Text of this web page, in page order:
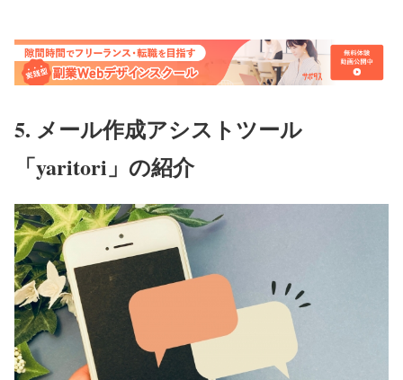
5. メール作成アシストツール
「yaritori」の紹介